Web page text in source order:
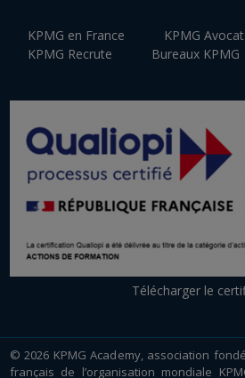
KPMG en France
KPMG
KPMG Recrute
Bureaux KPMG
Télécharger le
© 2026 KPMG Academy, association
français de l’organisation mondiale